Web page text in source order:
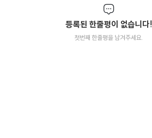
등록된 한줄평이 없습니다!
첫번째 한줄평을 남겨주세요.